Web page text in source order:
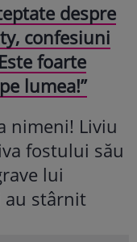
despre
confesiuni
foarte
lumea!”